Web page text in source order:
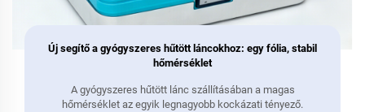
Új segítő a gyógyszeres hűtött láncokhoz: egy fólia, stabil
hőmérséklet
A gyógyszeres hűtött lánc szállításában a magas
hőmérséklet az egyik legnagyobb kockázati tényező.